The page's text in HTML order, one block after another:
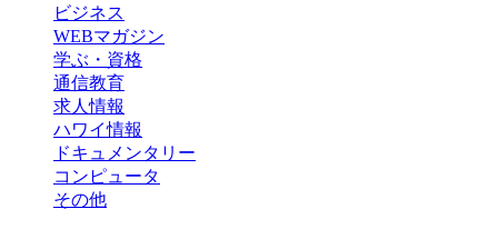
ビジネス
WEBマガジン
学ぶ・資格
通信教育
求人情報
ハワイ情報
ドキュメンタリー
コンピュータ
その他